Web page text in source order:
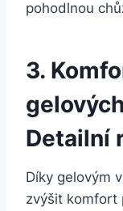
pohodlnou‍
3.
Detailní
Díky gelovým
zvýšit komfort